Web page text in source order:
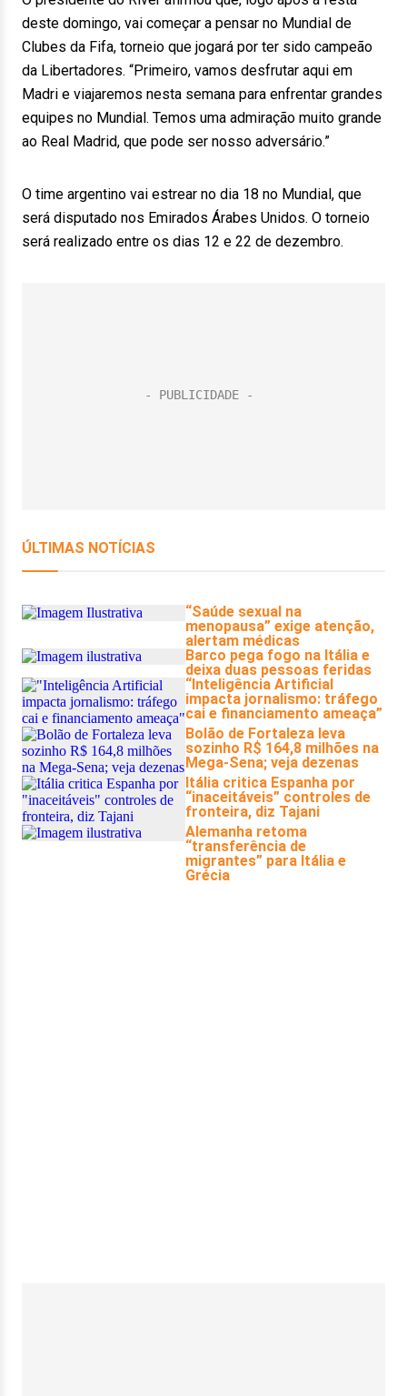
deste domingo, vai começar a pensar no Mundial de
Clubes da Fifa, torneio que jogará por ter sido campeão
da Libertadores. “Primeiro, vamos desfrutar aqui em
Madri e viajaremos nesta semana para enfrentar grandes
equipes no Mundial. Temos uma admiração muito grande
ao Real Madrid, que pode ser nosso adversário.”
O time argentino vai estrear no dia 18 no Mundial, que
será disputado nos Emirados Árabes Unidos. O torneio
será realizado entre os dias 12 e 22 de dezembro.